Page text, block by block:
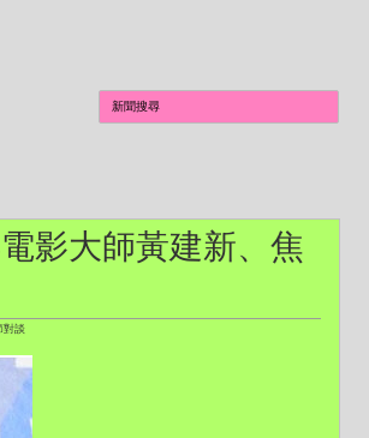
電影大師黃建新、焦
對談